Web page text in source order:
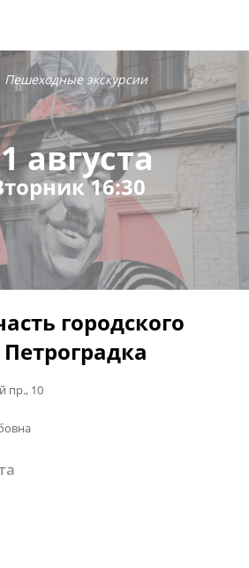
Пешеходные экскурсии
августа
16:30
городского
пр., 10